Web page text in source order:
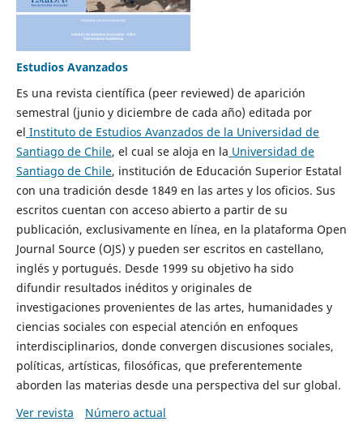
Estudios Avanzados
Es una revista científica (peer reviewed) de aparición
semestral (junio y diciembre de cada año) editada por
el Instituto de Estudios Avanzados de la Universidad de
Santiago de Chile, el cual se aloja en la Universidad de
Santiago de Chile, institución de Educación Superior Estatal
con una tradición desde 1849 en las artes y los oficios. Sus
escritos cuentan con acceso abierto a partir de su
publicación, exclusivamente en línea, en la plataforma Open
Journal Source (OJS) y pueden ser escritos en castellano,
inglés y portugués. Desde 1999 su objetivo ha sido
difundir resultados inéditos y originales de
investigaciones provenientes de las artes, humanidades y
ciencias sociales con especial atención en enfoques
interdisciplinarios, donde convergen discusiones sociales,
políticas, artísticas, filosóficas, que preferentemente
aborden las materias desde una perspectiva del sur global.
Ver revista
Número actual